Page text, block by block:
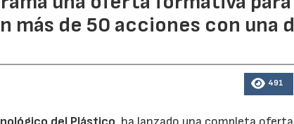
más de 50 acciones con una
491